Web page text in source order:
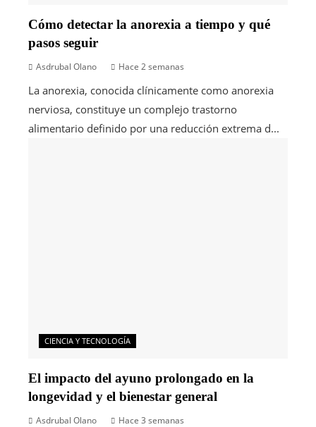
Cómo detectar la anorexia a tiempo y qué
pasos seguir
Asdrubal Olano Hace 2 semanas
La anorexia, conocida clínicamente como anorexia
nerviosa, constituye un complejo trastorno
alimentario definido por una reducción extrema d...
CIENCIA Y TECNOLOGÍA
El impacto del ayuno prolongado en la
longevidad y el bienestar general
Asdrubal Olano Hace 3 semanas